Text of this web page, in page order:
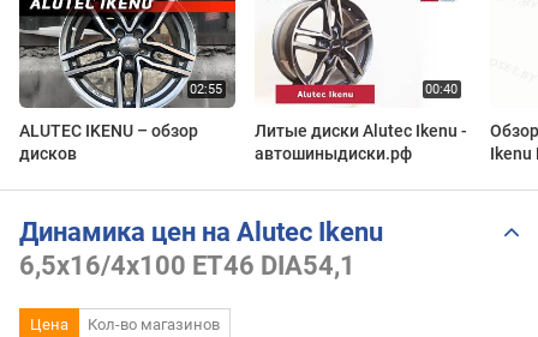
ALUTEC IKENU – обзор
дисков
Литые диски Alutec Ikenu -
автошиныдиски.рф
Ikenu
Динамика цен на Alutec Ikenu
6,5x16/4x100 ET46 DIA54,1
Цена Кол-во магазинов